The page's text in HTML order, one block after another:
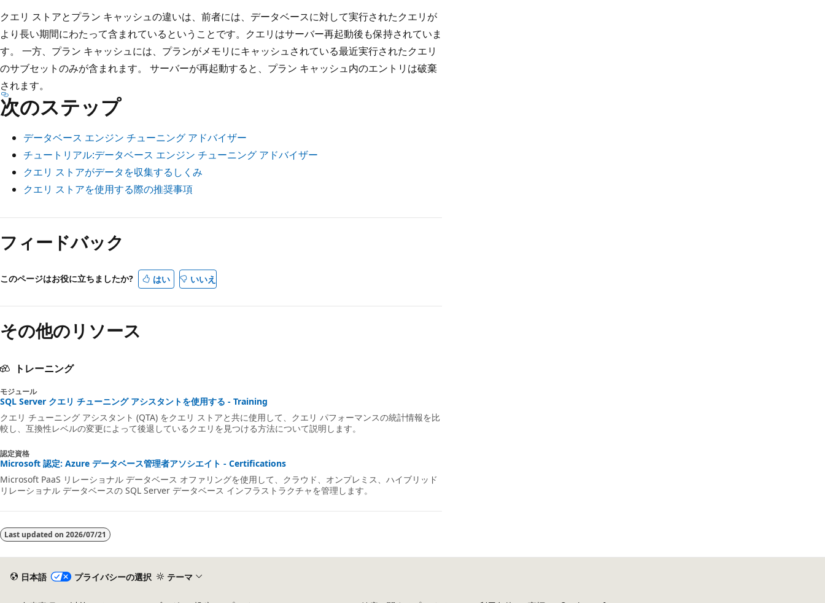
クエリ ストアとプラン キャッシュの違いは、前者には、データベースに対して実行されたクエリが
より長い期間にわたって含まれているということです。クエリはサーバー再起動後も保持されていま
す。 一方、プラン キャッシュには、プランがメモリにキャッシュされている最近実行されたクエリ
のサブセットのみが含まれます。 サーバーが再起動すると、プラン キャッシュ内のエントリは破棄
されます。
次のステップ
データベース エンジン チューニング アドバイザー
チュートリアル:データベース エンジン チューニング アドバイザー
クエリ ストアがデータを収集するしくみ
クエリ ストアを使用する際の推奨事項
フィードバック
このページはお役に立ちましたか? はい いいえ
その他のリソース
トレーニング
モジュール
SQL Server クエリ チューニング アシスタントを使用する - Training
クエリ チューニング アシスタント (QTA) をクエリ ストアと共に使用して、クエリ パフォーマンスの統計情報を比
較し、互換性レベルの変更によって後退しているクエリを見つける方法について説明します。
認定資格
Microsoft 認定: Azure データベース管理者アソシエイト - Certifications
Microsoft PaaS リレーショナル データベース オファリングを使用して、クラウド、オンプレミス、ハイブリッド
リレーショナル データベースの SQL Server データベース インフラストラクチャを管理します。
Last updated on 2026/07/21
日本語 プライバシーの選択 テーマ